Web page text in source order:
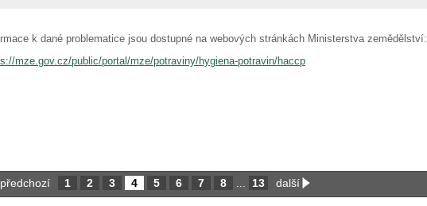
k dané problematice jsou dostupné na webových stránkách Ministerstva zemědělství:
mze.gov.cz/public/portal/mze/potraviny/hygiena-potravin/haccp
předchozí 1 2 3 4 5 6 7 8 13 další